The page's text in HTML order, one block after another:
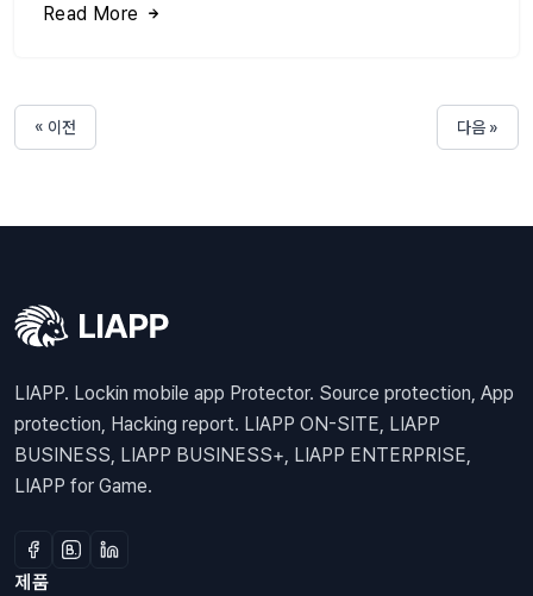
Read More
« 이전 다음 »
LIAPP. Lockin mobile app Protector. Source protection, App
protection, Hacking report. LIAPP ON-SITE, LIAPP
BUSINESS, LIAPP BUSINESS+, LIAPP ENTERPRISE,
LIAPP for Game.
제품